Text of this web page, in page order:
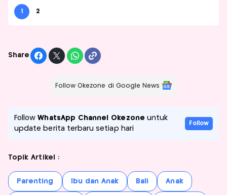
1 2
Share
Follow Okezone di Google News
FollowWhatsApp Channel Okezone untuk
update berita terbaru setiap hari
Follow
Topik Artikel :
Parenting Ibu dan Anak Bali Anak